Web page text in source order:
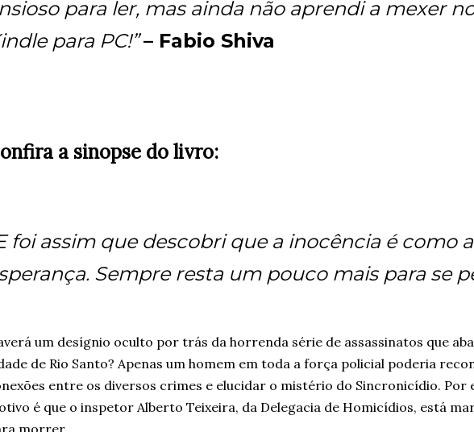
para ler, mas ainda não aprendi a mexer
para PC!”– Fabio Shiva
a sinopse do livro:
foi assim que descobri que a inocência é como a
Sempre resta um pouco mais para se
um desígnio oculto por trás da horrenda série de assassinatos que
de Rio Santo? Apenas um homem em toda a força policial poderia
entre os diversos crimes e elucidar o mistério do Sincronicídio. Por
é que o inspetor Alberto Teixeira, da Delegacia de Homicídios, está
morrer.